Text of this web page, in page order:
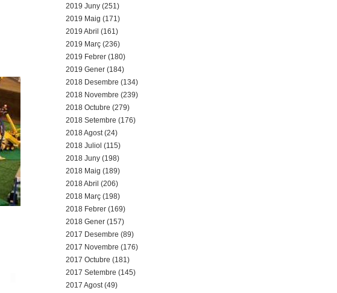
2019 Juny (251)
2019 Maig (171)
2019 Abril (161)
2019 Març (236)
2019 Febrer (180)
2019 Gener (184)
2018 Desembre (134)
2018 Novembre (239)
2018 Octubre (279)
2018 Setembre (176)
2018 Agost (24)
2018 Juliol (115)
2018 Juny (198)
2018 Maig (189)
2018 Abril (206)
2018 Març (198)
2018 Febrer (169)
2018 Gener (157)
2017 Desembre (89)
2017 Novembre (176)
2017 Octubre (181)
2017 Setembre (145)
2017 Agost (49)